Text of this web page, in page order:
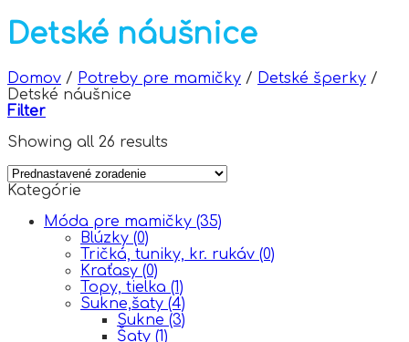
Detské náušnice
Domov / Potreby pre mamičky / Detské šperky /
Detské náušnice
Filter
Showing all 26 results
Kategórie
Móda pre mamičky (35)
Blúzky (0)
Tričká, tuniky, kr. rukáv (0)
Kraťasy (0)
Topy, tielka (1)
Sukne,šaty (4)
Sukne (3)
Šaty (1)